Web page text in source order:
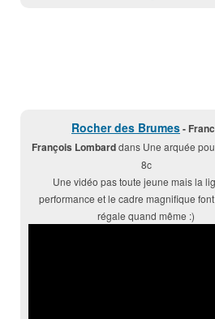
Rocher des Brumes-
François Lombarddans Une arquée
8c
Une vidéo pas toute jeune mais la
performance et le cadre magnifique
régale quand même :)